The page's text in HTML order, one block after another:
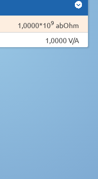
1,0000*109 abOhm
1,0000 V/A